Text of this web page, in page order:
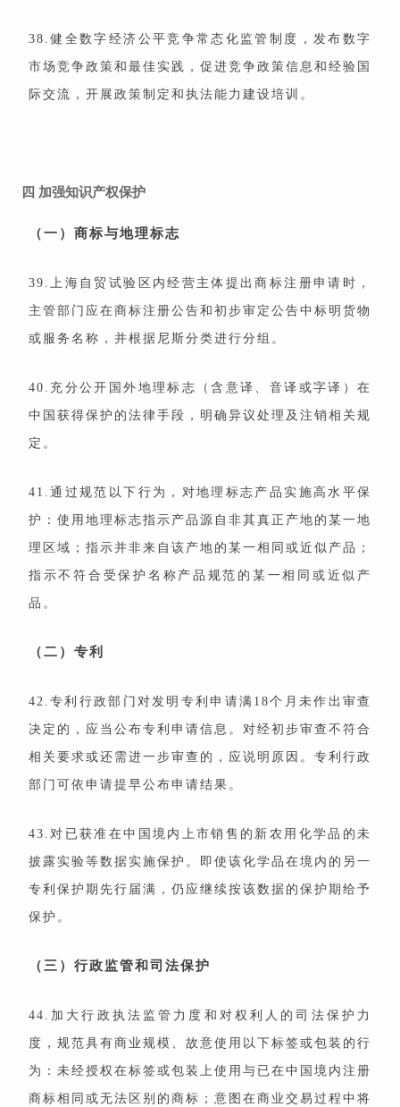
38.健全数字经济公平竞争常态化监管制度，发布数字
市场竞争政策和最佳实践，促进竞争政策信息和经验国
际交流，开展政策制定和执法能力建设培训。
四 加强知识产权保护
（一）商标与地理标志
39.上海自贸试验区内经营主体提出商标注册申请时，
主管部门应在商标注册公告和初步审定公告中标明货物
或服务名称，并根据尼斯分类进行分组。
40.充分公开国外地理标志（含意译、音译或字译）在
中国获得保护的法律手段，明确异议处理及注销相关规
定。
41.通过规范以下行为，对地理标志产品实施高水平保
护：使用地理标志指示产品源自非其真正产地的某一地
理区域；指示并非来自该产地的某一相同或近似产品；
指示不符合受保护名称产品规范的某一相同或近似产
品。
（二）专利
42.专利行政部门对发明专利申请满18个月未作出审查
决定的，应当公布专利申请信息。对经初步审查不符合
相关要求或还需进一步审查的，应说明原因。专利行政
部门可依申请提早公布申请结果。
43.对已获准在中国境内上市销售的新农用化学品的未
披露实验等数据实施保护。即使该化学品在境内的另一
专利保护期先行届满，仍应继续按该数据的保护期给予
保护。
（三）行政监管和司法保护
44.加大行政执法监管力度和对权利人的司法保护力
度，规范具有商业规模、故意使用以下标签或包装的行
为：未经授权在标签或包装上使用与已在中国境内注册
商标相同或无法区别的商标；意图在商业交易过程中将